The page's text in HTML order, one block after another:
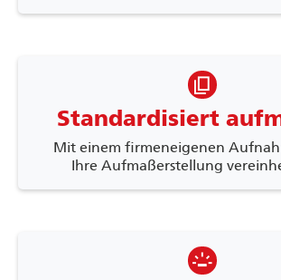
content_copy
Standardisiert
Mit einem firmeneigenen
Ihre Aufmaßerstellung
backlight_high